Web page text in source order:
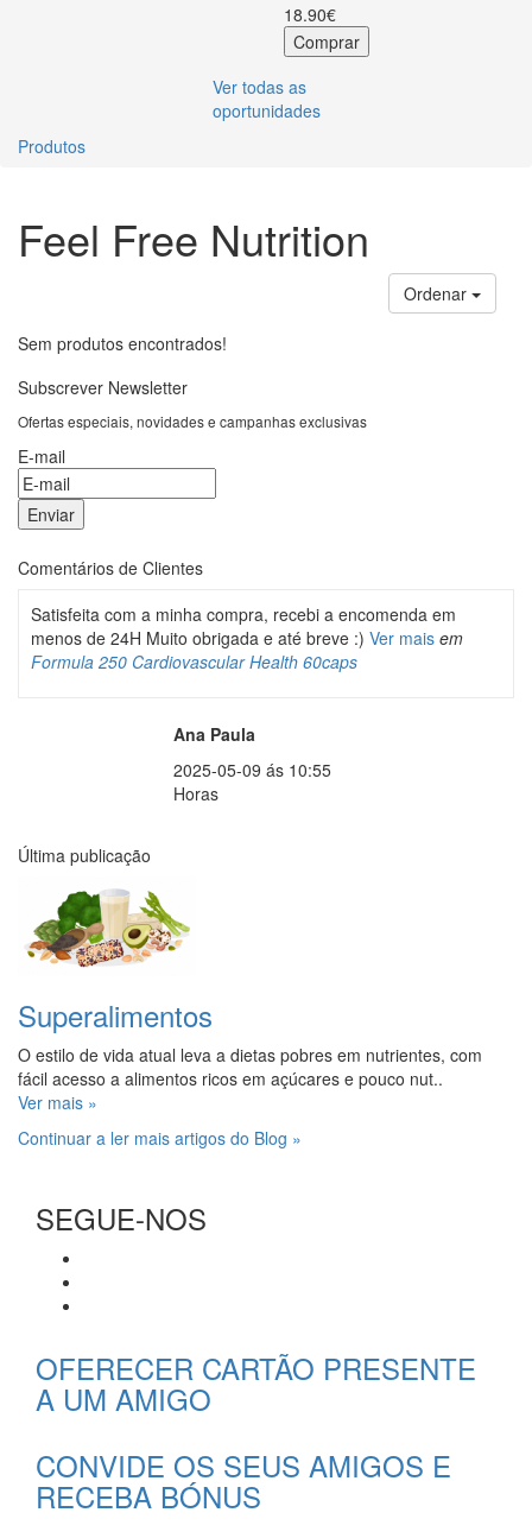
18.90€
Ver todas as
oportunidades
Produtos
Feel Free Nutrition
Ordenar
Sem produtos encontrados!
Subscrever Newsletter
Ofertas especiais, novidades e campanhas exclusivas
E-mail
Comentários de Clientes
Satisfeita com a minha compra, recebi a encomenda em
menos de 24H Muito obrigada e até breve :) Ver mais em
Formula 250 Cardiovascular Health 60caps
Ana Paula
2025-05-09 ás 10:55
Horas
Última publicação
Superalimentos
O estilo de vida atual leva a dietas pobres em nutrientes, com
fácil acesso a alimentos ricos em açúcares e pouco nut..
Ver mais »
Continuar a ler mais artigos do Blog »
SEGUE-NOS
OFERECER CARTÃO PRESENTE
A UM AMIGO
CONVIDE OS SEUS AMIGOS E
RECEBA BÓNUS